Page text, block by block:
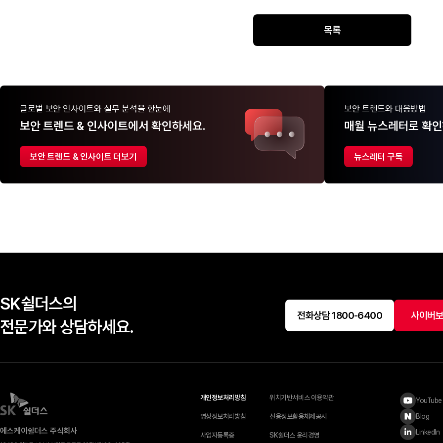
목록
글로벌 보안 인사이트와 실무 분석을 한눈에
보안 트렌드 & 인사이트에서 확인하세요.
보안 트렌드 & 인사이트 더보기
보안 트렌드와 대응방법
매월 뉴스레터로 확
뉴스레터 구독
SK쉴더스의
전문가와 상담하세요.
전화상담 1800-6400 사이버
에스케이쉴더스 주식회사
개인정보처리방침
영상정보처리방침
사업자등록증
위치기반서비스 이용약관
신용정보활용체제공시
SK쉴더스 윤리경영
YouTube
Blog
LinkedIn